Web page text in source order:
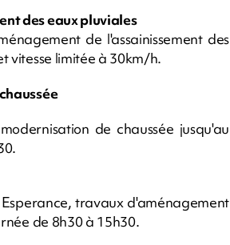
des eaux pluviales
de l'assainissement des
vitesse limitée à 30km/h.
de chaussée jusqu'au
travaux d'aménagement
de 8h30 à 15h30.